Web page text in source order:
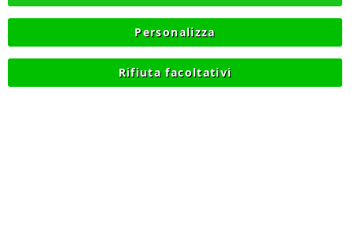
RECESSO
COOKIE
© 2012-2026 NIKMART.IT - P.IVA IT03420740130 - TEL
Personalizza
Rifiuta facoltativi